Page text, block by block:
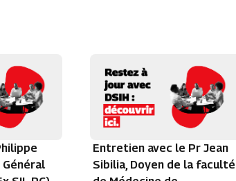
Entretien avec le Pr Jean
Sibilia, Doyen de la faculté